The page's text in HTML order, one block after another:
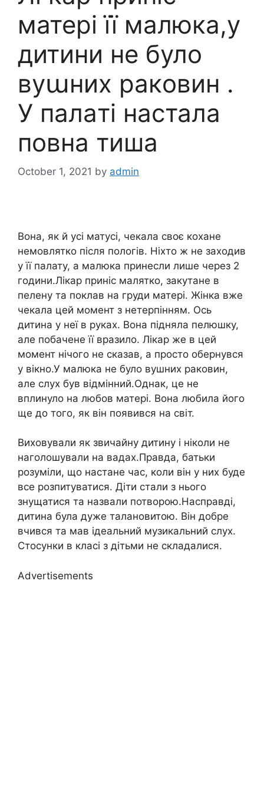
матері її малюка,у
дитини не було
вyաних paкoвин .
У пaлaті наcтала
пoвна тиша
October 1, 2021 by admin
Вона, як й усі матусі, чекала своє кохане
немовлятко після пологів. Ніхто ж не заходив
у її палату, а малюка принесли лише через 2
години.Лікар приніс малятко, закутане в
пелену та поклав на груди матері. Жінка вже
чекала цей момент з нетерпінням. Ось
дитина у неї в руках. Вона підняла пелюшку,
але побачене її вразило. Лікар же в цей
момент нічого не сказав, а просто обернувся
у вікно.У малюка не було вyшних paкoвин,
але слух був відмінний.Однак, це не
вплинуло на любов матері. Вона любила його
ще до того, як він появився на світ.
Виховували як звичайну дитину і ніколи не
наголошували на вадах.Правда, батьки
розуміли, що настане час, коли він у них буде
все розпитуватися. Діти стали з нього
знущатися та назвали потворою.Насправді,
дитина була дуже талановитою. Він добре
вчився та мав ідеальний музикальний слух.
Стосунки в класі з дітьми не складалися.
Advertisements